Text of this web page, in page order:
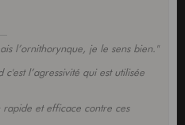
l’ornithorynque, je le sens bien."
l’agressivité qui est utilisée
et efficace contre ces